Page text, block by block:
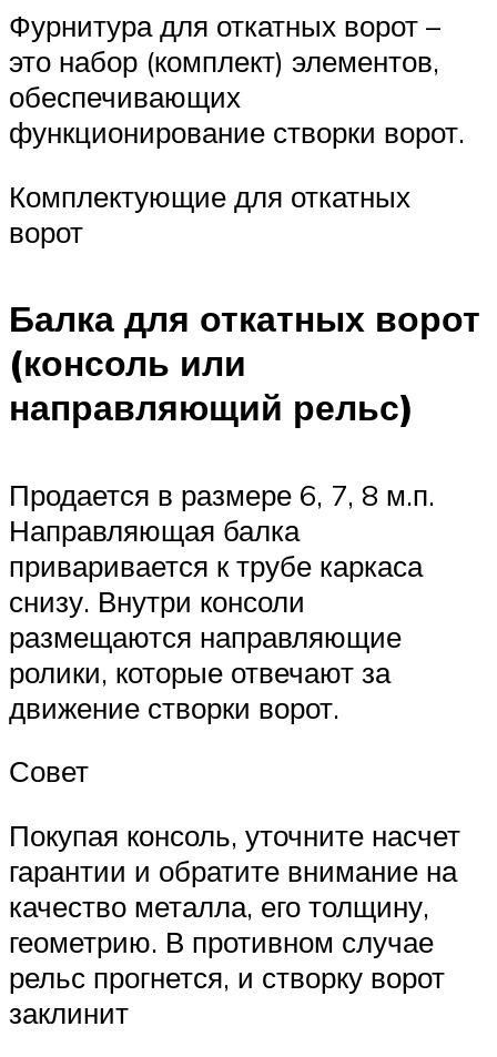
Фурнитура для откатных ворот –
это набор (комплект) элементов,
обеспечивающих
функционирование створки ворот.
Комплектующие для откатных
ворот
Балка для откатных ворот
(консоль или
направляющий рельс)
Продается в размере 6, 7, 8 м.п.
Направляющая балка
приваривается к трубе каркаса
снизу. Внутри консоли
размещаются направляющие
ролики, которые отвечают за
движение створки ворот.
Совет
Покупая консоль, уточните насчет
гарантии и обратите внимание на
качество металла, его толщину,
геометрию. В противном случае
рельс прогнется, и створку ворот
заклинит